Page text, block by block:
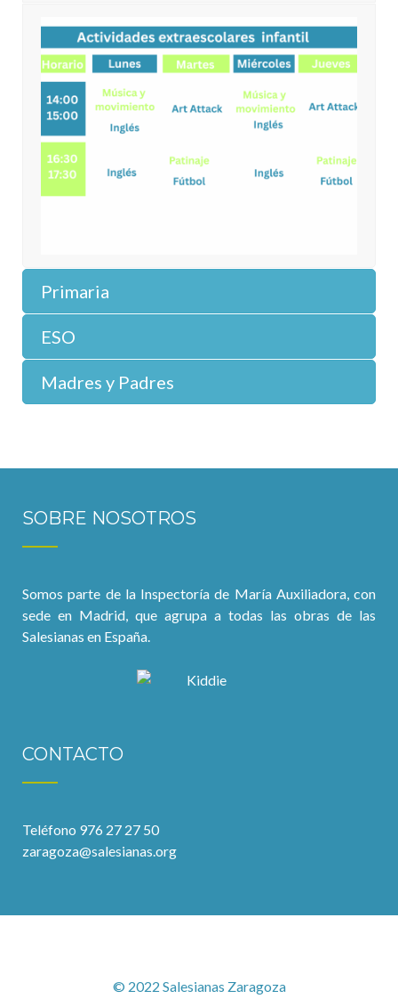
Primaria
ESO
Madres y Padres
SOBRE NOSOTROS
Somos parte de la Inspectoría de María Auxiliadora, con
sede en Madrid, que agrupa a todas las obras de las
Salesianas en España.
CONTACTO
Teléfono 976 27 27 50
zaragoza@salesianas.org
© 2022 Salesianas Zaragoza